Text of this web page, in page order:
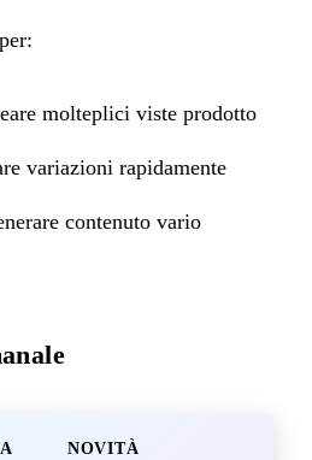
molteplici viste prodotto
variazioni rapidamente
contenuto vario
NOVITÀ